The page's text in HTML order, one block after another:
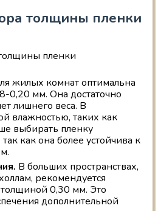
толщины пленки
жилых комнат оптимальна
0,20 мм. Она достаточно
лишнего веса. В
влажностью, таких как
выбирать пленку
как она более устойчива к
В больших пространствах,
рекомендуется
толщиной 0,30 мм. Это
дополнительной